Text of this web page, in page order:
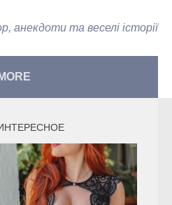
анекдоти та веселі історії
MORE